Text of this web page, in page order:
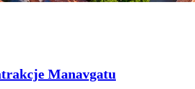
Manavgatu